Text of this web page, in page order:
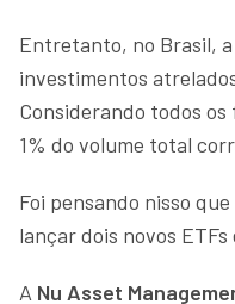
Entretanto, no Brasil,
investimentos
Considerando todos
1% do volume total
Foi pensando nisso que
lançar dois novos
A Nu Asset